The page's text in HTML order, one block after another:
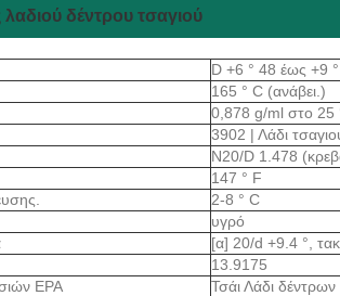
λαδιού δέντρου τσαγιού
D +6 ° 48 έως +9
165 ° C (ανάβει.)
0,878 g/ml στο 25
3902 | Λάδι
N20/D 1.478
147 ° F
2-8 ° C
υγρό
[α] 20/d +9.4 °,
13.9175
EPA
Τσάι Λάδι